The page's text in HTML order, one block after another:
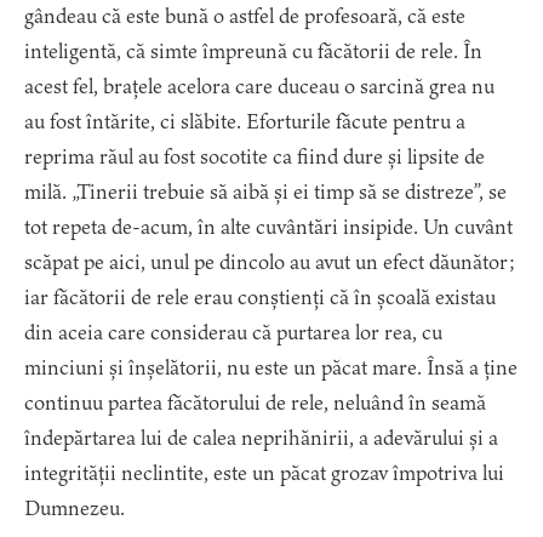
gândeau că este bună o astfel de profesoară, că este
inteligentă, că simte împreună cu făcătorii de rele. În
acest fel, brațele acelora care duceau o sarcină grea nu
au fost întărite, ci slăbite. Eforturile făcute pentru a
reprima răul au fost socotite ca fiind dure și lipsite de
milă. „Tinerii trebuie să aibă și ei timp să se distreze”, se
tot repeta de-acum, în alte cuvântări insipide. Un cuvânt
scăpat pe aici, unul pe dincolo au avut un efect dăunător;
iar făcătorii de rele erau conștienți că în școală existau
din aceia care considerau că purtarea lor rea, cu
minciuni și înșelătorii, nu este un păcat mare. Însă a ține
continuu partea făcătorului de rele, neluând în seamă
îndepărtarea lui de calea neprihănirii, a adevărului și a
integrității neclintite, este un păcat grozav împotriva lui
Dumnezeu.